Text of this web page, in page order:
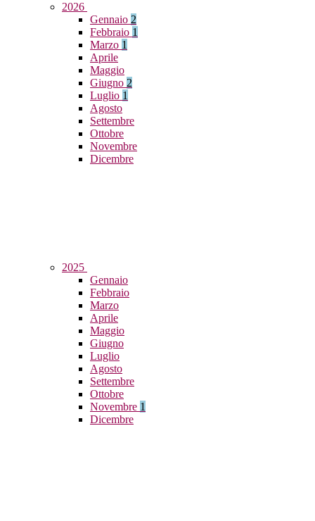
2026
Gennaio 2
Febbraio 1
Marzo 1
Aprile
Maggio
Giugno 2
Luglio 1
Agosto
Settembre
Ottobre
Novembre
Dicembre
2025
Gennaio
Febbraio
Marzo
Aprile
Maggio
Giugno
Luglio
Agosto
Settembre
Ottobre
Novembre 1
Dicembre